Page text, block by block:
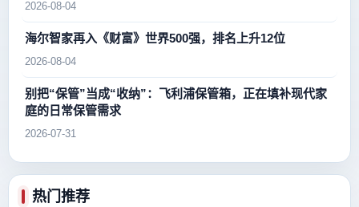
2026-08-04
海尔智家再入《财富》世界500强，排名上升12位
2026-08-04
别把“保管”当成“收纳”：飞利浦保管箱，正在填补现代家
庭的日常保管需求
2026-07-31
热门推荐